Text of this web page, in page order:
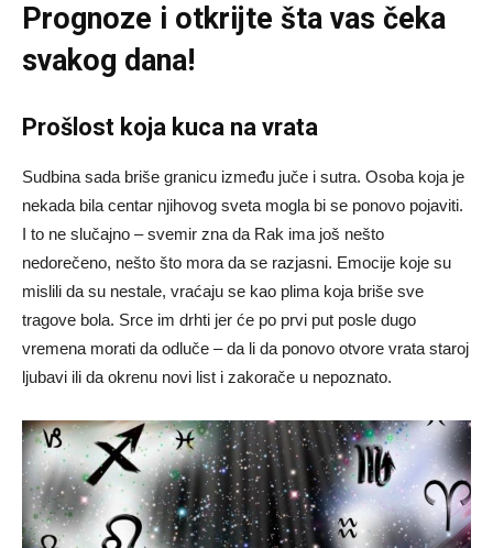
Prognoze i otkrijte šta vas čeka
svakog dana!
Prošlost koja kuca na vrata
Sudbina sada briše granicu između juče i sutra. Osoba koja je
nekada bila centar njihovog sveta mogla bi se ponovo pojaviti.
I to ne slučajno – svemir zna da Rak ima još nešto
nedorečeno, nešto što mora da se razjasni. Emocije koje su
mislili da su nestale, vraćaju se kao plima koja briše sve
tragove bola. Srce im drhti jer će po prvi put posle dugo
vremena morati da odluče – da li da ponovo otvore vrata staroj
ljubavi ili da okrenu novi list i zakorače u nepoznato.